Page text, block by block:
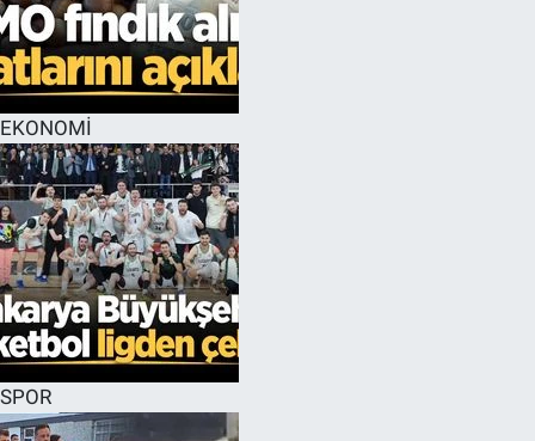
EKONOMİ
SPOR
EĞİTİM
ÖZEL HABER
HALK54 PANORAMA